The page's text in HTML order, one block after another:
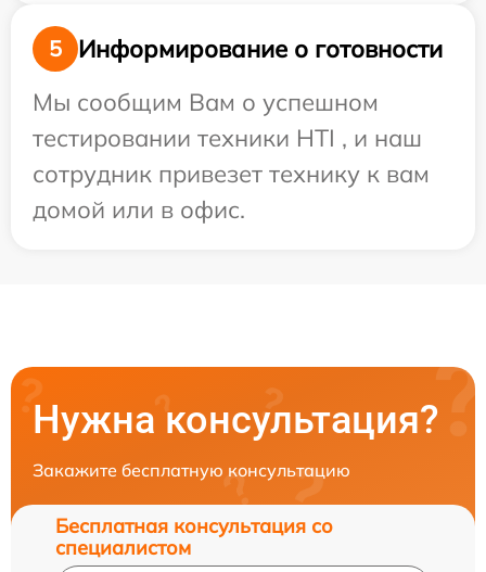
5
Информирование о готовности
Мы сообщим Вам о успешном
тестировании техники HTI , и наш
сотрудник привезет технику к вам
домой или в офис.
Нужна консультация?
Закажите бесплатную консультацию
Бесплатная консультация со
специалистом